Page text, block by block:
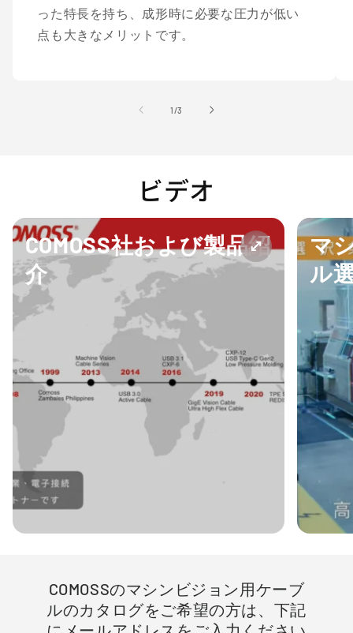
った特長を持ち、成形時に必要な圧力が低い
点も大きなメリットです。
1/の
3
ビデオ
COMOSS社および製品紹
介
マ
ル
COMOSSのマシンビジョン用ケーブ
ルのカタログをご希望の方は、下記